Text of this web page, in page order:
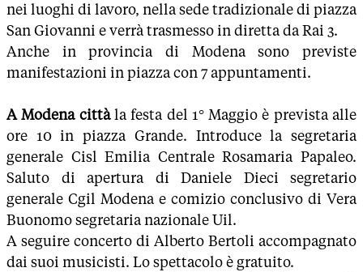
nei luoghi di lavoro, nella sede tradizionale di piazza
San Giovanni e verrà trasmesso in diretta da Rai 3.
Anche in provincia di Modena sono previste
manifestazioni in piazza con 7 appuntamenti.
A Modena cittàla festa del 1° Maggio è prevista alle
ore 10 in piazza Grande. Introduce la segretaria
generale Cisl Emilia Centrale Rosamaria Papaleo.
Saluto di apertura di Daniele Dieci segretario
generale Cgil Modena e comizio conclusivo di Vera
Buonomo segretaria nazionale Uil.
A seguire concerto di Alberto Bertoli accompagnato
dai suoi musicisti. Lo spettacolo è gratuito.